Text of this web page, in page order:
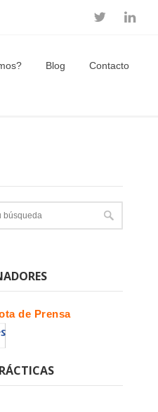
Blog Contacto
de Prensa